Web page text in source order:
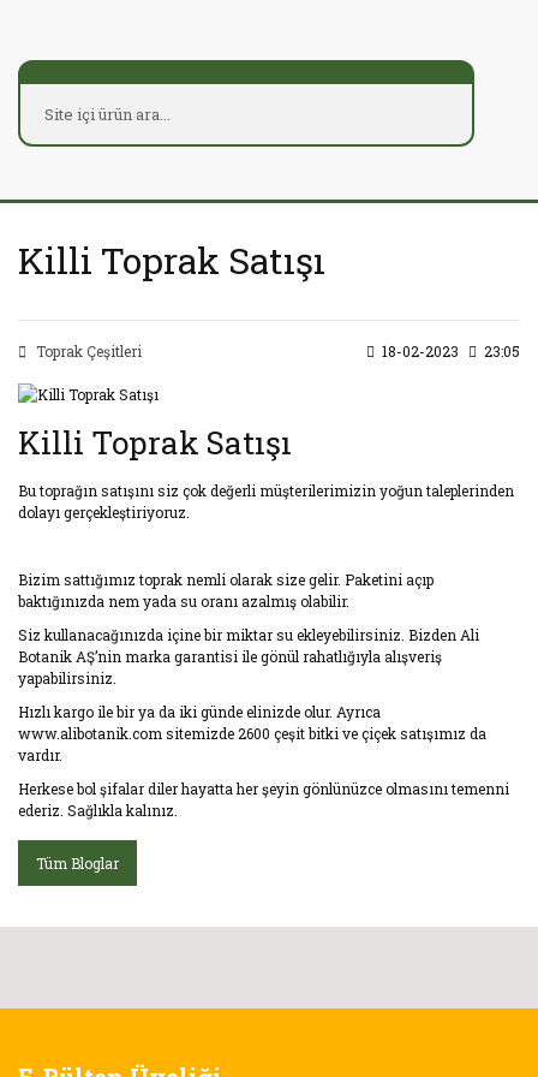
Killi Toprak Satışı
Toprak Çeşitleri 18-02-2023 23:05
Killi Toprak Satışı
Bu toprağın satışını siz çok değerli müşterilerimizin yoğun taleplerinden
dolayı gerçekleştiriyoruz.
Bizim sattığımız toprak nemli olarak size gelir. Paketini açıp
baktığınızda nem yada su oranı azalmış olabilir.
Siz kullanacağınızda içine bir miktar su ekleyebilirsiniz. Bizden Ali
Botanik AŞ’nin marka garantisi ile gönül rahatlığıyla alışveriş
yapabilirsiniz.
Hızlı kargo ile bir ya da iki günde elinizde olur. Ayrıca
www.alibotanik.com sitemizde 2600 çeşit bitki ve çiçek satışımız da
vardır.
Herkese bol şifalar diler hayatta her şeyin gönlünüzce olmasını temenni
ederiz. Sağlıkla kalınız.
Tüm Bloglar